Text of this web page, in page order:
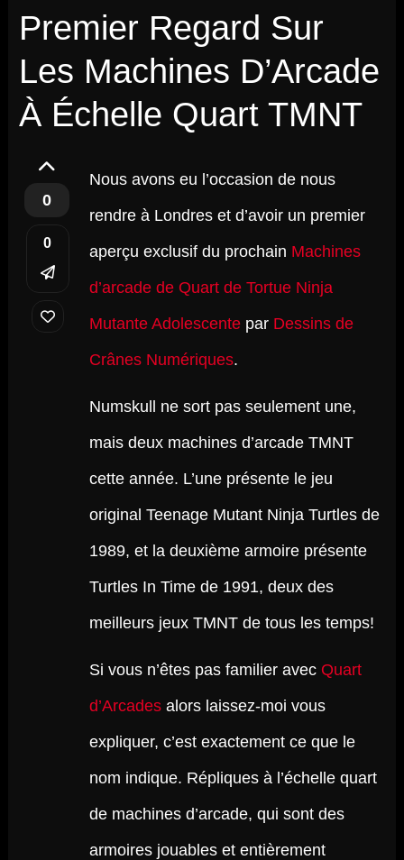
Premier Regard Sur
Les Machines D’Arcade
À Échelle Quart TMNT
0
0
Nous avons eu l’occasion de nous
rendre à Londres et d’avoir un premier
aperçu exclusif du prochain Machines
d’arcade de Quart de Tortue Ninja
Mutante Adolescentepar Dessins de
Crânes Numériques.
Numskull ne sort pas seulement une,
mais deux machines d’arcade TMNT
cette année. L’une présente le jeu
original Teenage Mutant Ninja Turtles de
1989, et la deuxième armoire présente
Turtles In Time de 1991, deux des
meilleurs jeux TMNT de tous les temps!
Si vous n’êtes pas familier avec Quart
d’Arcadesalors laissez-moi vous
expliquer, c’est exactement ce que le
nom indique. Répliques à l’échelle quart
de machines d’arcade, qui sont des
armoires jouables et entièrement